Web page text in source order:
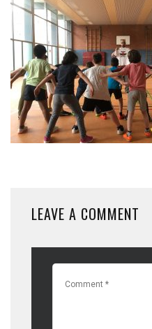
LEAVE A COMMENT